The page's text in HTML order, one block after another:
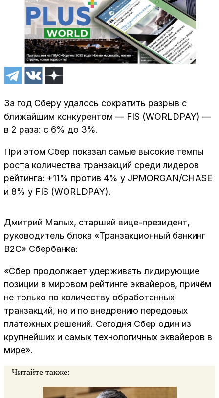
За год Сберу удалось сократить разрыв с
ближайшим конкурентом — FIS (WORLDPAY) —
в 2 раза: с 6% до 3%.
При этом Сбер показал самые высокие темпы
роста количества транзакций среди лидеров
рейтинга: +11% против 4% у JPMORGAN/CHASE
и 8% у FIS (WORLDPAY).
Дмитрий Малых, старший вице-президент,
руководитель блока «Транзакционный банкинг
B2C» Сбербанка:
«Сбер продолжает удерживать лидирующие
позиции в мировом рейтинге эквайеров, причём
не только по количеству обработанных
транзакций, но и по внедрению передовых
платежных решений. Сегодня Сбер один из
крупнейших и самых технологичных эквайеров в
мире».
Читайте также: